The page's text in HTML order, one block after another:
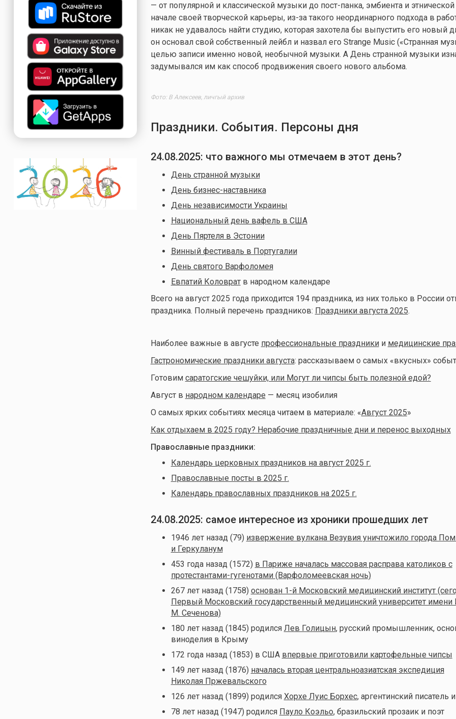
— от популярной и классической музыки до пост-панка, эмбиента и
начале своей творческой карьеры, из-за такого неординарного подхода в
никак не удавалось найти студию, которая захотела бы выпустить его новый
он основал свой собственный лейбл и назвал его Strange Music («Странная
целью записи именно новой, необычной музыки. А День странной музыки
задумывался им как способ продвижения своего нового альбома.
Фото: В Алексеев, личгый архив
Праздники. События. Персоны дня
24.08.2025: что важного мы отмечаем в этот день?
День странной музыки
День бизнес-наставника
День независимости Украины
Национальный день вафель в США
День Пяртеля в Эстонии
Винный фестиваль в Португалии
День святого Варфоломея
Евпатий Коловратв народном календаре
Всего на август 2025 года приходится 194 праздника, из них только в России
праздника. Полный перечень праздников: Праздники августа 2025.
Наиболее важные в августе профессиональные праздникии медицинские
Гастрономические праздники августа: рассказываем о самых «вкусных»
Готовим саратогские чешуйки, или Могут ли чипсы быть полезной едой?
Август в народном календаре — месяц изобилия
О самых ярких событиях месяца читаем в материале: «Август 2025»
Как отдыхаем в 2025 году? Нерабочие праздничные дни и перенос выходных
Православные праздники:
Календарь церковных праздников на август 2025 г.
Православные посты в 2025 г.
Календарь православных праздников на 2025 г.
24.08.2025: самое интересное из хроники прошедших лет
1946 лет назад (79) извержение вулкана Везувия уничтожило города
и Геркуланум
453 года назад (1572) в Париже началась массовая расправа католиков с
протестантами-гугенотами (Варфоломеевская ночь)
267 лет назад (1758) основан 1-й Московский медицинский институт
Первый Московский государственный медицинский университет имени
М. Сеченова)
180 лет назад (1845) родился Лев Голицын, русский промышленник,
виноделия в Крыму
172 года назад (1853) в США впервые приготовили картофельные чипсы
149 лет назад (1876) началась вторая центральноазиатская экспедиция
Николая Пржевальского
126 лет назад (1899) родился Хорхе Луис Борхес, аргентинский писатель
78 лет назад (1947) родился Пауло Коэльо, бразильский прозаик и поэт